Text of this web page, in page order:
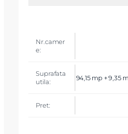
94,15 mp + 9,35
Telefon